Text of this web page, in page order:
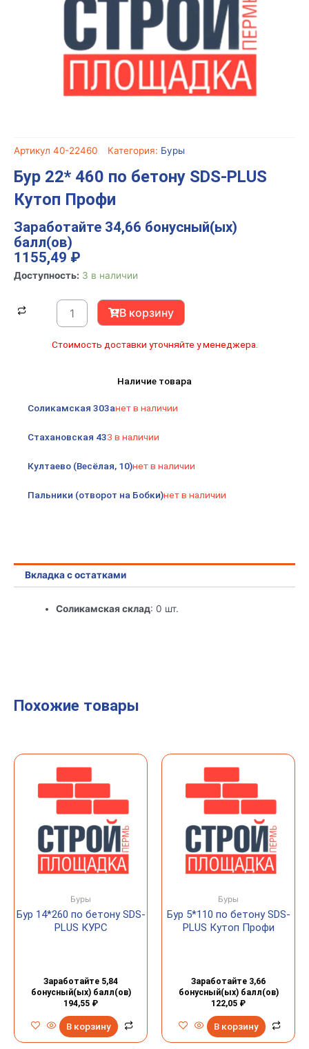
Артикул 40-22460 Категория: Буры
Бур 22* 460 по бетону SDS-PLUS
Кутоп Профи
Заработайте 34,66 бонусный(ых)
балл(ов)
1155,49 ₽
Доступность: 3 в наличии
Количество
Кутоп
В корзину
Стоимость доставки уточняйте у менеджера.
Наличие товара
Соликамская 303анет в наличии
Стахановская 433 в наличии
Култаево (Весёлая, 10)нет в наличии
Пальники (отворот на Бобки)нет в наличии
Вкладка с остатками
Соликамская склад: 0 шт.
Похожие товары
Буры
Бур 14*260 по бетону SDS-
PLUS КУРС
Заработайте 5,84
бонусный(ых) балл(ов)
194,55 ₽
В корзину
Буры
Бур 5*110 по бетону SDS-
PLUS Кутоп Профи
Заработайте 3,66
бонусный(ых) балл(ов)
122,05 ₽
В корзину